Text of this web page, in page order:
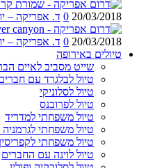
20/03/2018
0 ד. אפריקה –
20/03/2018
0 ד. אפריקה –
טיולים באירופה
שייט מסביב לאיים
טיול לבלגרד עם
טיול לסלוניקי
טיול לפרובנס
טיול משפחתי למדריד
טיול משפחתי
טיול משפחתי
טיול לוינה עם החברים